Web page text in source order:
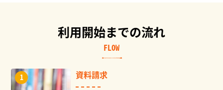
利用開始までの流れ
FLOW
資料請求